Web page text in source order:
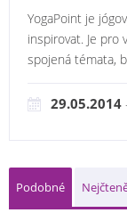
YogaPoint je
inspirovat. Je pro
spojená témata,
29.05.2014
Podobné